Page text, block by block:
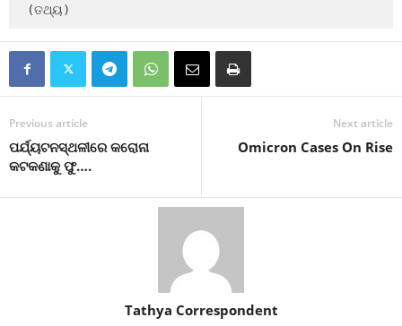
(ତଥ୍ୟ)
Previous article
ପର୍ଯ୍ୟଟନସ୍ଥଳୀରେ କରୋନା
କଟକଣାକୁ ଫୁ….
Next article
Omicron Cases On Rise
Tathya Correspondent